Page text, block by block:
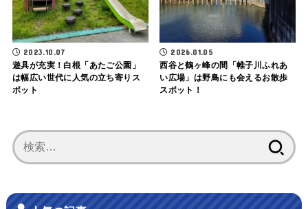
2023.10.07
遊具が充実！白根「あたご公園」
は幅広い世代に人気の立ち寄りス
ポット
2026.01.05
西谷と鶴ヶ峰の間「帷子川ふれあ
い広場」は野鳥にも会えるお散歩
スポット！
索: